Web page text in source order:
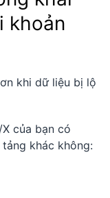
khoản
khi dữ liệu bị lộ
của bạn có
khác không: